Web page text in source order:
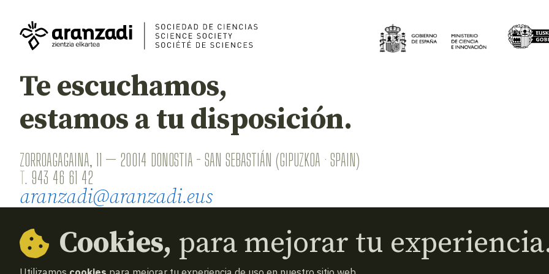
Te escuchamos,
estamos a tu disposición.
ZORROAGAGAINA, 11 — 20014 DONOSTIA - SAN SEBASTIÁN (GIPUZKOA · SPAIN)
T. 943 46 61 42
aranzadi@aranzadi.eus
Cookies, para mejorar tu